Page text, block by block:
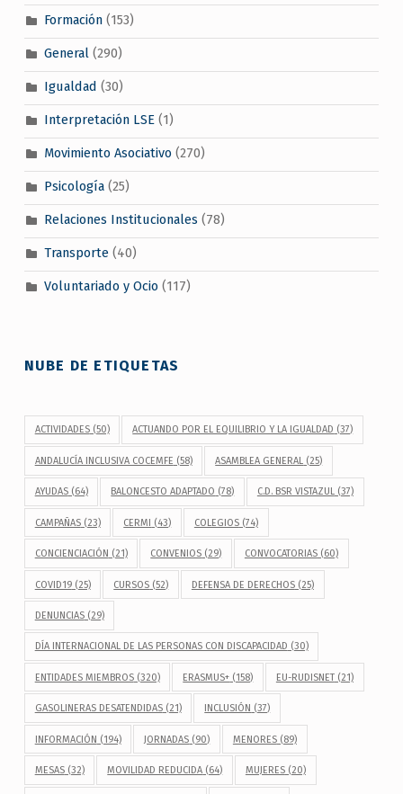
Formación(153)
General(290)
Igualdad (30)
Interpretación LSE(1)
Movimiento Asociativo (270)
Psicología(25)
Relaciones Institucionales (78)
Transporte(40)
Voluntariado y Ocio (117)
NUBE DE ETIQUETAS
ACTIVIDADES(50) ACTUANDO POR EL EQUILIBRIO Y LA IGUALDAD (37)
ANDALUCÍA INCLUSIVA COCEMFE (58) ASAMBLEA GENERAL (25)
AYUDAS(64) BALONCESTO ADAPTADO (78) C.D. BSR VISTAZUL(37)
CAMPAÑAS(23) CERMI (43) COLEGIOS(74)
CONCIENCIACIÓN (21) CONVENIOS (29) CONVOCATORIAS(60)
COVID19(25) CURSOS (52) DEFENSA DE DERECHOS(25)
DENUNCIAS(29)
DÍA INTERNACIONAL DE LAS PERSONAS CON DISCAPACIDAD (30)
ENTIDADES MIEMBROS(320) ERASMUS+ (158) EU-RUDISNET(21)
GASOLINERAS DESATENDIDAS(21) INCLUSIÓN (37)
INFORMACIÓN (194) JORNADAS (90) MENORES(89)
MESAS(32) MOVILIDAD REDUCIDA (64) MUJERES(20)